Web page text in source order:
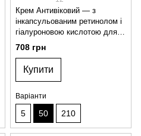
Крем Антивіковий — з
інкапсульованим ретинолом і
гіалуроновою кислотою для
оновлення та ущільнення
708 грн
Купити
Варіанти
5 50 210